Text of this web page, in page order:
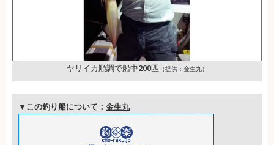
ヤリイカ順調で船中200匹 （提供：金生丸）
▼この釣り船について： 金生丸